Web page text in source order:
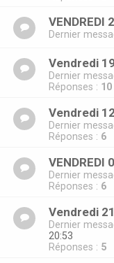
VENDREDI
Dernier
Vendredi
Dernier
Réponses : 10
Vendredi
Dernier
Réponses : 6
VENDREDI
Dernier
Réponses : 6
Vendredi
Dernier
20:53
Réponses : 5